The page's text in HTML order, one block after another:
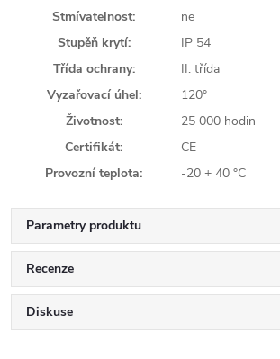
Stmívatelnost:
ne
Stupěň krytí:
IP 54
Třída ochrany:
II. třída
Vyzařovací úhel:
120°
Životnost:
25 000 hodin
Certifikát:
CE
Provozní teplota:
-20 + 40 °C
Parametry produktu
Recenze
Diskuse